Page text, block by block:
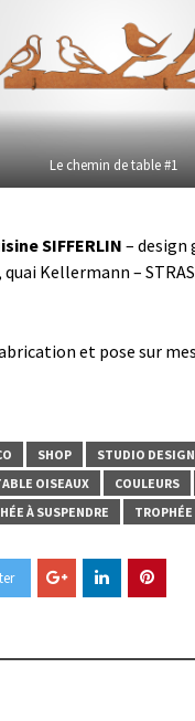
Le chemin de table #1
SIFFERLIN – design
Kellermann –
et pose sur
SHOP
STUDIO DESIGN
OISEAUX COULEURS
À SUSPENDRE TROPHÉE